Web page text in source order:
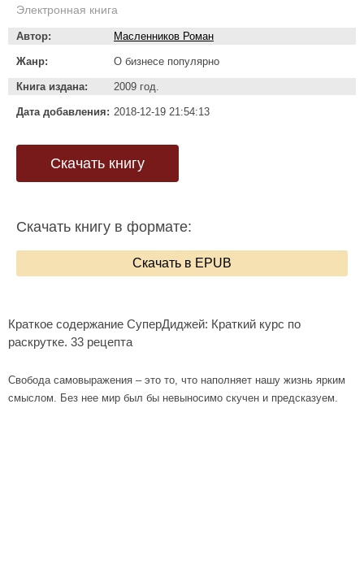
Электронная книга
Автор: Масленников Роман
Жанр: О бизнесе популярно
Книга издана: 2009 год.
Дата добавления: 2018-12-19 21:54:13
Скачать книгу
Скачать книгу в формате:
Скачать в EPUB
Краткое содержание СуперДиджей: Краткий курс по
раскрутке. 33 рецепта
Свобода самовыражения – это то, что наполняет нашу жизнь ярким
смыслом. Без нее мир был бы невыносимо скучен и предсказуем.